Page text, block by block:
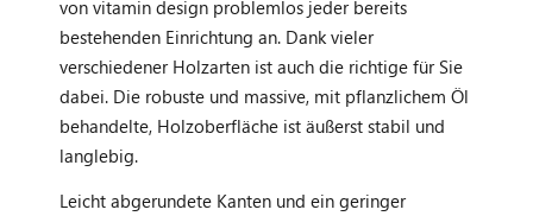
von vitamin design problemlos jeder bereits
bestehenden Einrichtung an. Dank vieler
verschiedener Holzarten ist auch die richtige für Sie
dabei. Die robuste und massive, mit pflanzlichem Öl
behandelte, Holzoberfläche ist äußerst stabil und
langlebig.
Leicht abgerundete Kanten und ein geringer